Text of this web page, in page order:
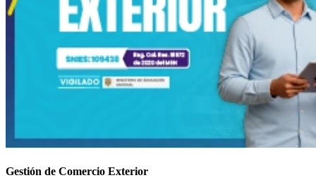
Gestión de Comercio Exterior